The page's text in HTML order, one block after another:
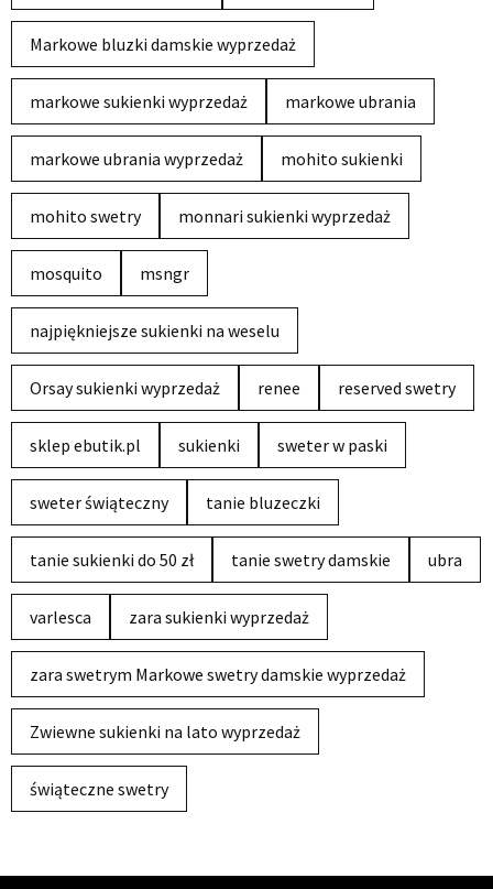
Markowe bluzki damskie wyprzedaż
markowe sukienki wyprzedaż markowe ubrania
markowe ubrania wyprzedaż mohito sukienki
mohito swetry monnari sukienki wyprzedaż
mosquito msngr
najpiękniejsze sukienki na weselu
Orsay sukienki wyprzedaż renee reserved swetry
sklep ebutik.pl sukienki sweter w paski
sweter świąteczny tanie bluzeczki
tanie sukienki do 50 zł tanie swetry damskie ubra
varlesca zara sukienki wyprzedaż
zara swetrym Markowe swetry damskie wyprzedaż
Zwiewne sukienki na lato wyprzedaż
świąteczne swetry